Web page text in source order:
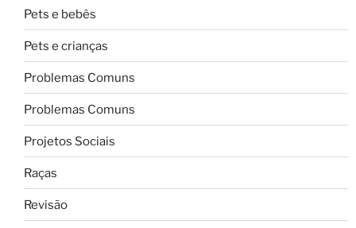
Pets e bebês
Pets e crianças
Problemas Comuns
Problemas Comuns
Projetos Sociais
Raças
Revisão